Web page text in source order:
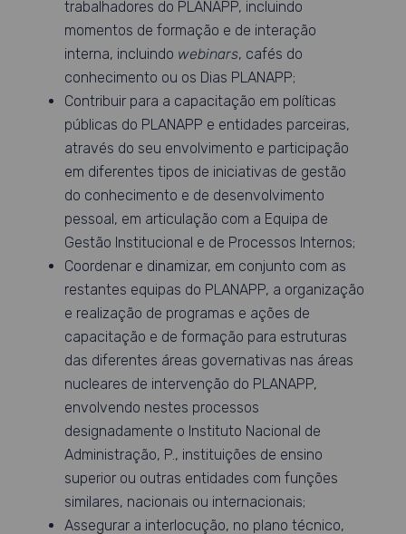
trabalhadores do PLANAPP, incluindo
momentos de formação e de interação
interna, incluindo webinars, cafés do
conhecimento ou os Dias PLANAPP;
Contribuir para a capacitação em políticas
públicas do PLANAPP e entidades parceiras,
através do seu envolvimento e participação
em diferentes tipos de iniciativas de gestão
do conhecimento e de desenvolvimento
pessoal, em articulação com a Equipa de
Gestão Institucional e de Processos Internos;
Coordenar e dinamizar, em conjunto com as
restantes equipas do PLANAPP, a organização
e realização de programas e ações de
capacitação e de formação para estruturas
das diferentes áreas governativas nas áreas
nucleares de intervenção do PLANAPP,
envolvendo nestes processos
designadamente o Instituto Nacional de
Administração, P., instituições de ensino
superior ou outras entidades com funções
similares, nacionais ou internacionais;
Assegurar a interlocução, no plano técnico,